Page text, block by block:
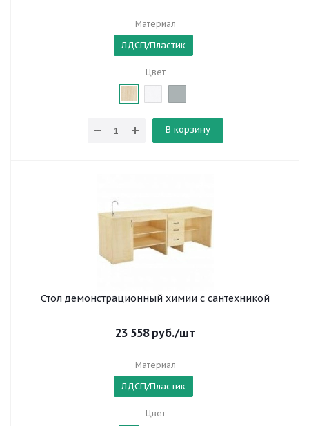
Материал
ЛДСП/Пластик
Цвет
В корзину
Стол демонстрационный химии с сантехникой
23 558руб./шт
Материал
ЛДСП/Пластик
Цвет